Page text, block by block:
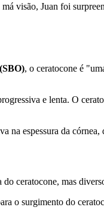
visão, Juan foi
, o ceratocone é
e lenta. O
na espessura da
ceratocone, mas
o surgimento do